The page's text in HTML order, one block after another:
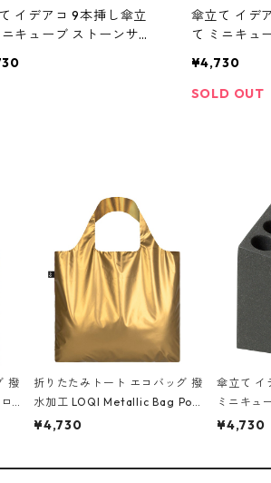
イデアコ 9本挿し傘立
キューブ ストーンサン
CUBE ストーンサンド
傘立て イデ
て ミニキュ
a Stand
ホワイト
¥4,730
SOLD OUT
撥
折りたたみトート エコバッグ 撥
水加工 LOQI Metallic Bag Pouc
h Set ローキー トートバッグ 収
¥4,730
傘立て イ
ミニキュ
ラー 石
¥4,730